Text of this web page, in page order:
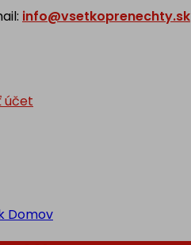
info@vsetkoprenechty.sk
účet
Domov